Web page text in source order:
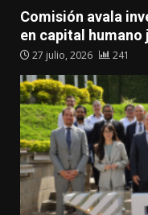
Comisión avala
en capital humano
27 julio, 2026 241